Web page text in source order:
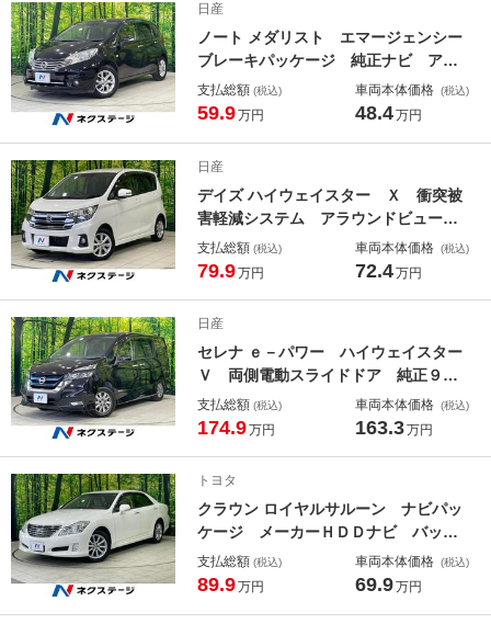
アミラー
日産
ノート メダリスト エマージェンシー
ブレーキパッケージ 純正ナビ アラ
ウンドビューモニター エマージェン
シーブレーキ 禁煙車 スマートキ
正１５インチアルミ アイドリングス
トップ
支払総額 (税込)
59.9万円
車両本体価格 (税込)
48.4万円
日産
デイズ ハイウェイスター Ｘ 衝突被
害軽減システム アラウンドビューモ
ニター 禁煙車 コーナーセンサー
スマートキー ＨＩＤヘッド 純正１
イドリングストップ
支払総額 (税込)
79.9万円
車両本体価格 (税込)
72.4万円
日産
セレナ ｅ－パワー ハイウェイスター
Ｖ 両側電動スライドドア 純正９型
ナビ 後席モニター デジタルミラ
ー 全周囲カメラ プロパイロット
正１５インチアルミ オートハイビー
ム
支払総額 (税込)
174.9万円
車両本体価格 (税込)
163.3万円
トヨタ
クラウン ロイヤルサルーン ナビパッ
ケージ メーカーＨＤＤナビ バック
カメラ 禁煙車 スマートキー ＨＩ
Ｄヘッドライト ＥＴＣ パワーシー
支払総額 (税込)
89.9万円
車両本体価格 (税込)
69.9万円